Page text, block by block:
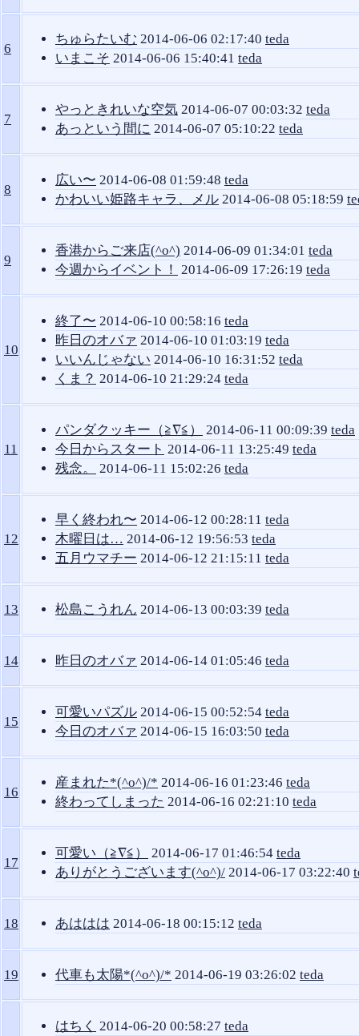
6
ちゅらたいむ 2014-06-06 02:17:40 teda
いまこそ 2014-06-06 15:40:41 teda
7
やっときれいな空気 2014-06-07 00:03:32 teda
あっという間に 2014-06-07 05:10:22 teda
8
広い〜 2014-06-08 01:59:48 teda
かわいい姫路キャラ、メル 2014-06-08 05:18:59
9
香港からご来店(^o^) 2014-06-09 01:34:01 teda
今週からイベント！
2014-06-09 17:26:19 teda
10
終了〜 2014-06-10 00:58:16 teda
昨日のオバァ 2014-06-10 01:03:19 teda
いいんじゃない 2014-06-10 16:31:52 teda
くま？ 2014-06-10 21:29:24 teda
11
パンダクッキー（≧∇≦） 2014-06-11 00:09:39 teda
今日からスタート 2014-06-11 13:25:49 teda
残念。
2014-06-11 15:02:26 teda
12
早く終われ〜 2014-06-12 00:28:11 teda
木曜日は… 2014-06-12 19:56:53 teda
五月ウマチー 2014-06-12 21:15:11 teda
13 松島こうれん 2014-06-13 00:03:39 teda
14 昨日のオバァ 2014-06-14 01:05:46 teda
15
可愛いパズル 2014-06-15 00:52:54 teda
今日のオバァ 2014-06-15 16:03:50 teda
16
産まれた*(^o^)/* 2014-06-16 01:23:46 teda
終わってしまった 2014-06-16 02:21:10 teda
17
可愛い（≧∇≦） 2014-06-17 01:46:54 teda
ありがとうございます(^o^)/ 2014-06-17 03:22:40
18 あははは 2014-06-18 00:15:12 teda
19 代車も太陽*(^o^)/* 2014-06-19 03:26:02 teda
はちく 2014-06-20 00:58:27 teda